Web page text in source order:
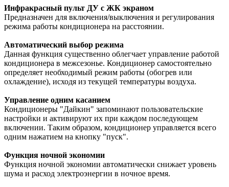
Инфракрасный пульт ДУ с ЖК экраном
Предназначен для включения/выключения и регулирования
режима работы кондиционера на расстоянии.
Автоматический выбор режима
Данная функция существенно облегчает управление работой
кондиционера в межсезонье. Кондиционер самостоятельно
определяет необходимый режим работы (обогрев или
охлаждение), исходя из текущей температуры воздуха.
Управление одним касанием
Кондиционеры "Дайкин" запоминают пользовательские
настройки и активируют их при каждом последующем
включении. Таким образом, кондиционер управляется всего
одним нажатием на кнопку "пуск".
Функция ночной экономии
Функция ночной экономии автоматически снижает уровень
шума и расход электроэнергии в ночное время.